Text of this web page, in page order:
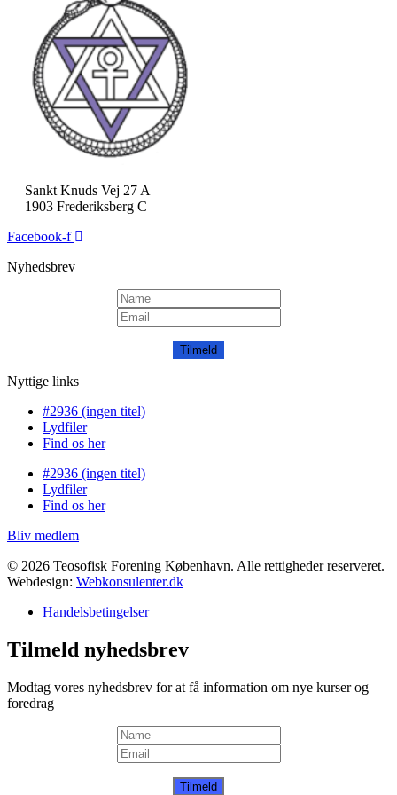
Sankt Knuds Vej 27 A
1903 Frederiksberg C
Facebook-f
Nyhedsbrev
Tilmeld
Nyttige links
#2936 (ingen titel)
Lydfiler
Find os her
#2936 (ingen titel)
Lydfiler
Find os her
Bliv medlem
© 2026 Teosofisk Forening København. Alle rettigheder reserveret.
Webdesign: Webkonsulenter.dk
Handelsbetingelser
Tilmeld nyhedsbrev
Modtag vores nyhedsbrev for at få information om nye kurser og
foredrag
Tilmeld